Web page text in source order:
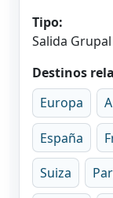
Tipo:
Salida Grupal
Destinos
Europa
España
Suiza